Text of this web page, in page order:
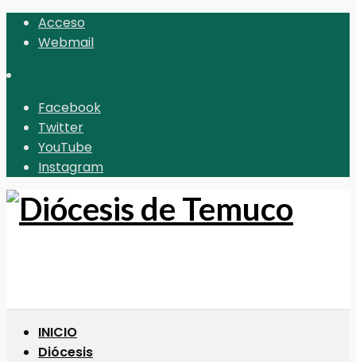
Acceso
Webmail
Facebook
Twitter
YouTube
Instagram
INICIO
Diócesis